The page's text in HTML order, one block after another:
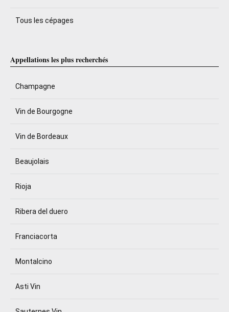
Tous les cépages
Appellations les plus recherchés
Champagne
Vin de Bourgogne
Vin de Bordeaux
Beaujolais
Rioja
Ribera del duero
Franciacorta
Montalcino
Asti Vin